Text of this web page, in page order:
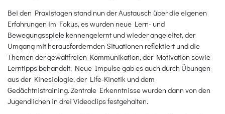
Bei den Praxistagen stand nun der Austausch über die eigenen
Erfahrungen im Fokus, es wurden neue Lern- und
Bewegungsspiele kennengelernt und wieder angeleitet, der
Umgang mit herausfordernden Situationen reflektiert und die
Themen der gewaltfreien Kommunikation, der Motivation sowie
Lerntipps behandelt. Neue Impulse gab es auch durch Übungen
aus der Kinesiologie, der Life-Kinetik und dem
Gedächtnistraining. Zentrale Erkenntnisse wurden dann von den
Jugendlichen in drei Videoclips festgehalten.